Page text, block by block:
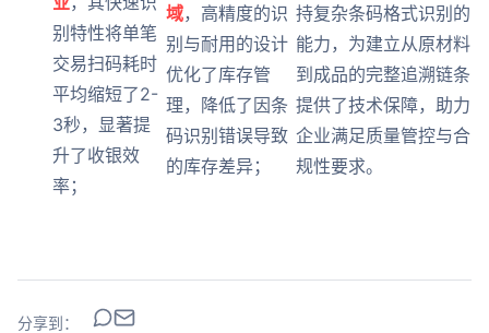
别特性将单笔
交易扫码耗时
平均缩短了2-
3秒，显著提
升了收银效
率；
域，高精度的识
别与耐用的设计
优化了库存管
理，降低了因条
码识别错误导致
的库存差异；
持复杂条码格式识别的
能力，为建立从原材料
到成品的完整追溯链条
提供了技术保障，助力
企业满足质量管控与合
规性要求。
分享到：